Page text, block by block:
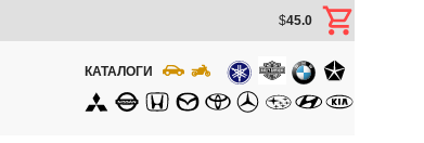
$45.0
КАТАЛОГИ